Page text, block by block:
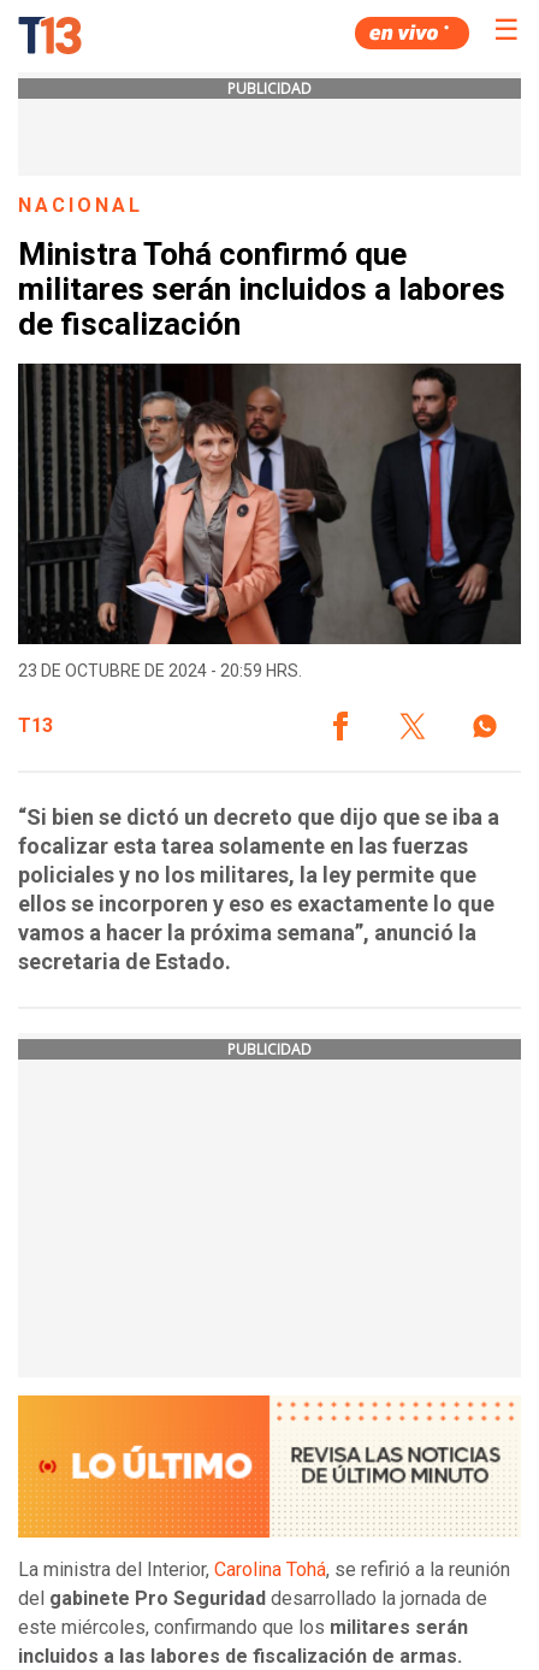
☰
PUBLICIDAD
NACIONAL
Ministra Tohá confirmó que
militares serán incluidos a labores
de fiscalización
23 DE OCTUBRE DE 2024 - 20:59 HRS.
T13
“Si bien se dictó un decreto que dijo que se iba a
focalizar esta tarea solamente en las fuerzas
policiales y no los militares, la ley permite que
ellos se incorporen y eso es exactamente lo que
vamos a hacer la próxima semana”, anunció la
secretaria de Estado.
PUBLICIDAD
La ministra del Interior, Carolina Tohá, se refirió a la reunión
del gabinete Pro Seguridad desarrollado la jornada de
este miércoles, confirmando que los militares serán
incluidos a las labores de fiscalización de armas.